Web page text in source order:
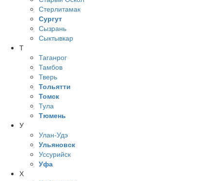
Стерлитамак
Сургут
Сызрань
Сыктывкар
Т
Таганрог
Тамбов
Тверь
Тольятти
Томск
Тула
Тюмень
У
Улан-Удэ
Ульяновск
Уссурийск
Уфа
Х